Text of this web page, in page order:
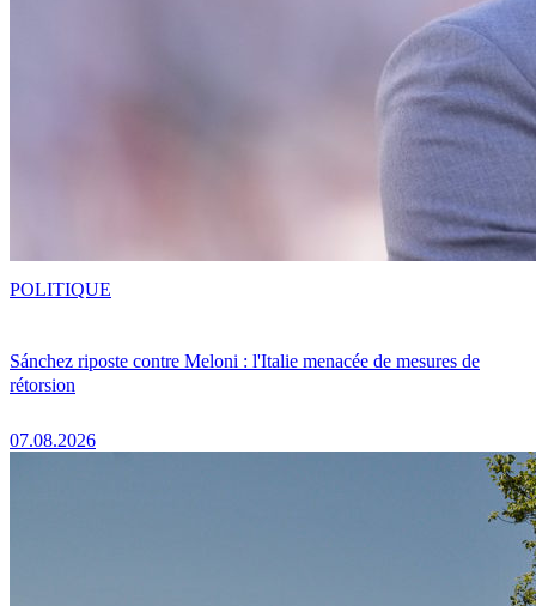
Sánchez riposte contre Meloni : l'Italie menacée de mesures de
rétorsion
07.08.2026
POLITIQUE